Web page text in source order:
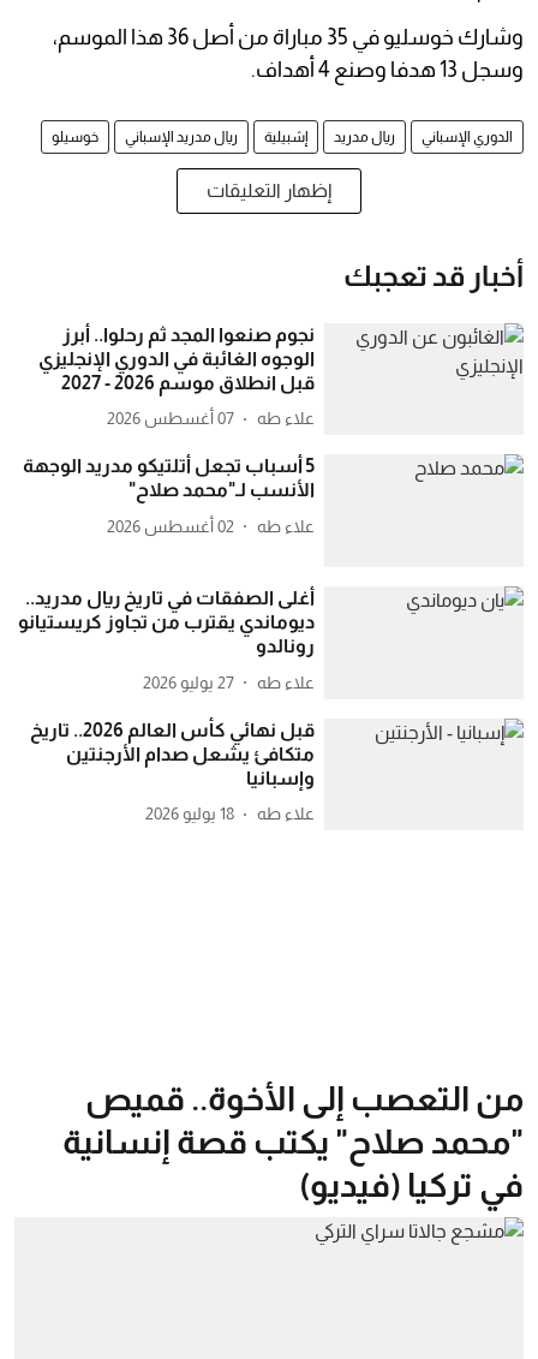
وشارك خوسليو في 35 مباراة من أصل 36 هذا الموسم،
وسجل 13 هدفا وصنع 4 أهداف.
الدوري الإسباني ريال مدريد إشبيلية ريال مدريد الإسباني خوسيلو
إظهار التعليقات
أخبار قد تعجبك
نجوم صنعوا المجد ثم رحلوا.. أبرز
الوجوه الغائبة في الدوري الإنجليزي
قبل انطلاق موسم 2026 - 2027
علاء طه 07 أغسطس 2026
5 أسباب تجعل أتلتيكو مدريد الوجهة
الأنسب لـ"محمد صلاح"
علاء طه 02 أغسطس 2026
أغلى الصفقات في تاريخ ريال مدريد..
ديوماندي يقترب من تجاوز كريستيانو
رونالدو
علاء طه 27 يوليو 2026
قبل نهائي كأس العالم 2026.. تاريخ
متكافئ يشعل صدام الأرجنتين
وإسبانيا
علاء طه 18 يوليو 2026
من التعصب إلى الأخوة.. قميص
"محمد صلاح" يكتب قصة إنسانية
في تركيا (فيديو)